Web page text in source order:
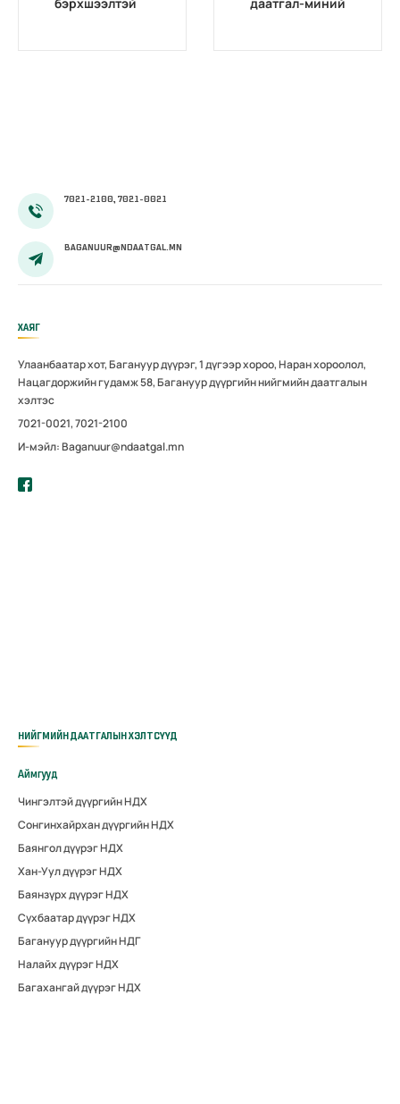
зохион
7021-2100, 7021-0021
BAGANUUR@NDAATGAL.MN
ХАЯГ
Улаанбаатар хот, Багануур дүүрэг, 1 дүгээр хороо, Наран хороолол,
Нацагдоржийн гудамж 58, Багануур дүүргийн нийгмийн даатгалын
хэлтэс
7021-0021, 7021-2100
И-мэйл: Baganuur@ndaatgal.mn
НИЙГМИЙН ДААТГАЛЫН ХЭЛТСҮҮД
Аймгууд
Чингэлтэй дүүргийн НДХ
Сонгинхайрхан дүүргийн НДХ
Баянгол дүүрэг НДХ
Хан-Уул дүүрэг НДХ
Баянзүрх дүүрэг НДХ
Сүхбаатар дүүрэг НДХ
Багануур дүүргийн НДГ
Налайх дүүрэг НДХ
Багахангай дүүрэг НДХ